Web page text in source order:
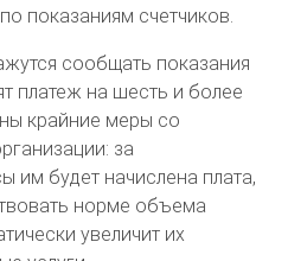
показаниям счетчиков.
сообщать показания
платеж на шесть и более
крайние меры со
за
им будет начислена плата,
норме объема
увеличит их